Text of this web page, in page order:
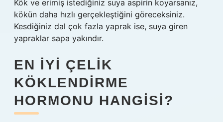
Kök ve erimiş istediğiniz suya aspirin koyarsanız,
kökün daha hızlı gerçekleştiğini göreceksiniz.
Kesdiğiniz dal çok fazla yaprak ise, suya giren
yapraklar sapa yakındır.
EN IYI ÇELIK
KÖKLENDIRME
HORMONU HANGISI?